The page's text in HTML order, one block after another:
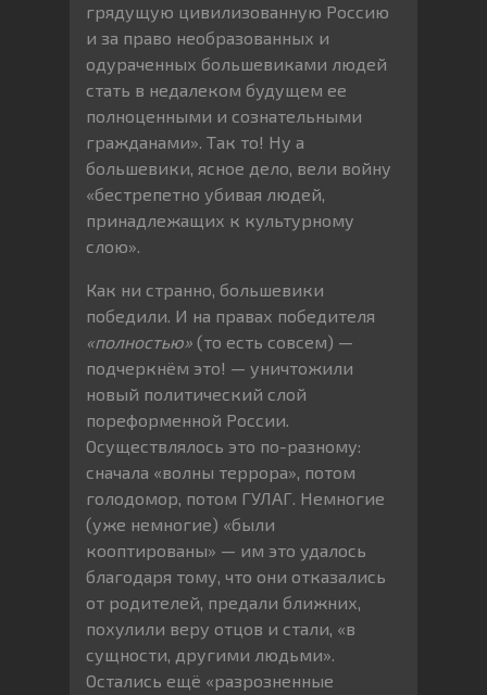
грядущую цивилизованную Россию
и за право необразованных и
одураченных большевиками людей
стать в недалеком будущем ее
полноценными и сознательными
гражданами». Так то! Ну а
большевики, ясное дело, вели войну
«бестрепетно убивая людей,
принадлежащих к культурному
слою».
Как ни странно, большевики
победили. И на правах победителя
«полностью» (то есть совсем) —
подчеркнём это! — уничтожили
новый политический слой
пореформенной России.
Осуществлялось это по-разному:
сначала «волны террора», потом
голодомор, потом ГУЛАГ. Немногие
(уже немногие) «были
кооптированы» — им это удалось
благодаря тому, что они отказались
от родителей, предали ближних,
похулили веру отцов и стали, «в
сущности, другими людьми».
Остались ещё «разрозненные